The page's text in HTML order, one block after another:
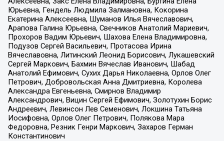
Юрьевна, Гендель Людмила Залмановна, Кокорина
Екатерина Алексеевна, Шуманов Илья Вячеславович,
Арапова Галина Юрьевна, Свечников Анатолий Мариевич,
Прохоров Вадим Юрьевич, Шахова Елена Владимировна,
Подузов Сергей Васильевич, Протасова Ирина
Вячеславовна, Литинский Леонид Борисович, Лукашевский
Сергей Маркович, Бахмин Вячеслав Иванович, Шабад
Анатолий Ефимович, Сухих Дарья Николаевна, Орлов Олег
Петрович, Добровольская Анна Дмитриевна, Королева
Александра Евгеньевна, Смирнов Владимир
Александрович, Вицин Сергей Ефимович, Золотухин Борис
Андреевич, Левинсон Лев Семенович, Локшина Татьяна
Иосифовна, Орлов Олег Петрович, Полякова Мара
Федоровна, Резник Генри Маркович, Захаров Герман
Константинович